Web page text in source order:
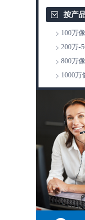
按产
100万
200万-
800万
1000万